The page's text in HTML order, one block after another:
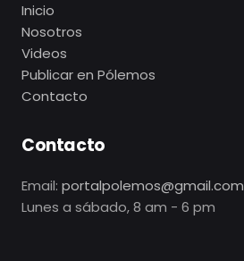
Inicio
Nosotros
Videos
Publicar en Pólemos
Contacto
Contacto
Email: portalpolemos@gmail.com
Lunes a sábado, 8 am - 6 pm